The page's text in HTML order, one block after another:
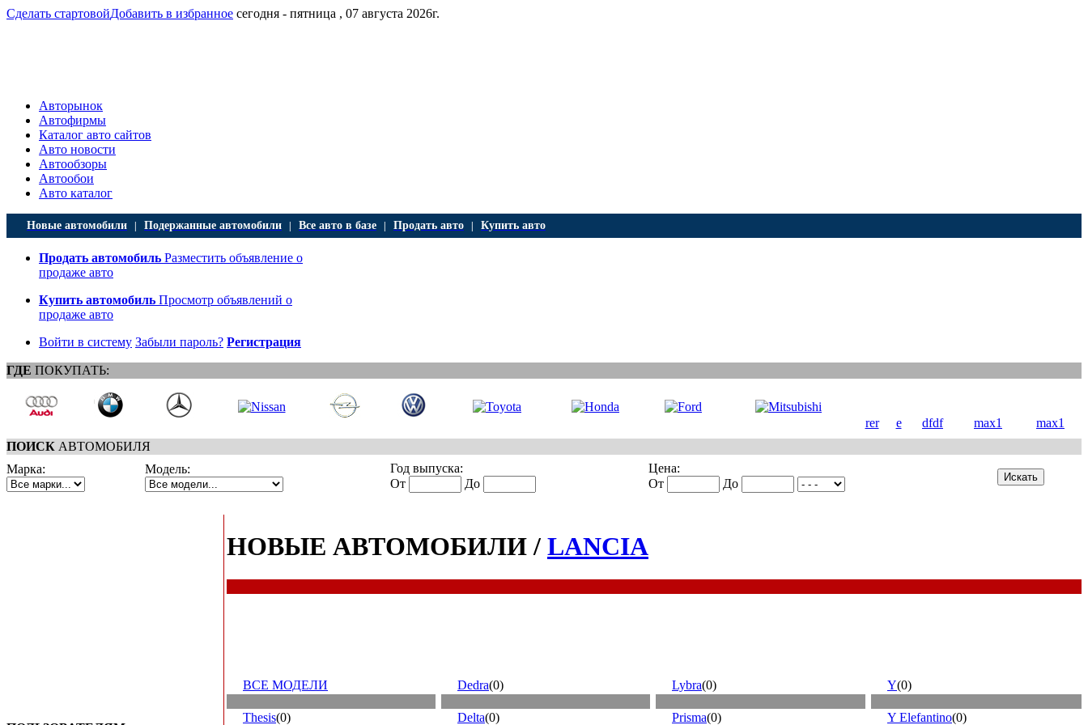
Сделать стартовойДобавить в избранное сегодня - пятница , 07 августа 2026г.
Авторынок
Автофирмы
Каталог авто сайтов
Авто новости
Автообзоры
Автообои
Авто каталог
Новые автомобили Подержанные автомобили Все авто в базе Продать авто Купить авто
Продать автомобиль Разместить объявление о
продаже авто
Купить автомобиль Просмотр объявлений о
продаже авто
Войти в систему Забыли пароль? Регистрация
ГДЕ ПОКУПАТЬ:
rer e dfdf max1
max1
ПОИСК АВТОМОБИЛЯ
Марка:
Модель:
Год выпуска:
От
До
Цена:
От
До
НОВЫЕ АВТОМОБИЛИ / LANCIA
ВСЕ МОДЕЛИ
Thesis(0)
Dedra(0)
Delta(0)
Lybra(0)
Prisma(0)
Y(0)
Y Elefantino(0)